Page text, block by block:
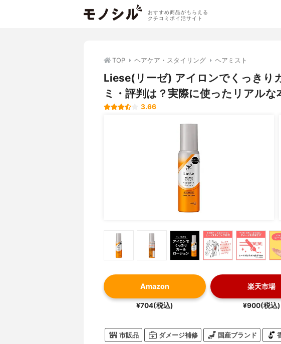
おすすめ商品がもらえる
クチコミポイ活サイト
TOP ヘアケア・スタイリング ヘアミスト
Liese(リーゼ) アイロンでくっきり
ミ・評判は？実際に使ったリアル
3.66
Amazon
¥704(税込)
楽天市場
¥900(税込)
市販品 ダメージ補修 国産ブランド